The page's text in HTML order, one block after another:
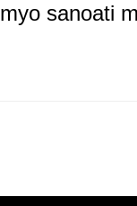
sanoati